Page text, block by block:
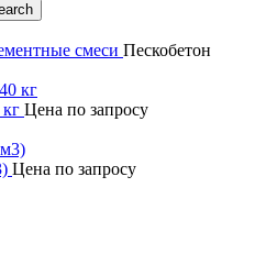
смеси Пескобетон
Цена по запросу
Цена по запросу